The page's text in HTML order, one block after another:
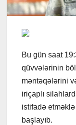
Bu gün saat
qüvvələrinin
məntəqələrini
iriçaplı
istifadə
başlayıb.